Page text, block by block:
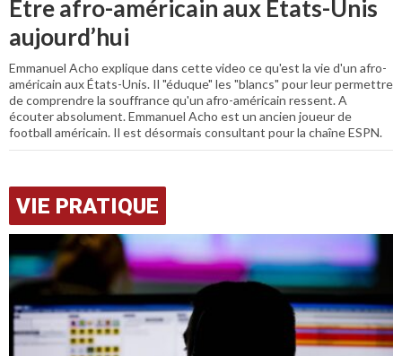
Être afro-américain aux États-Unis
aujourd’hui
Emmanuel Acho explique dans cette video ce qu'est la vie d'un afro-
américain aux États-Unis. Il "éduque" les "blancs" pour leur permettre
de comprendre la souffrance qu'un afro-américain ressent. A
écouter absolument. Emmanuel Acho est un ancien joueur de
football américain. Il est désormais consultant pour la chaîne ESPN.
VIE PRATIQUE